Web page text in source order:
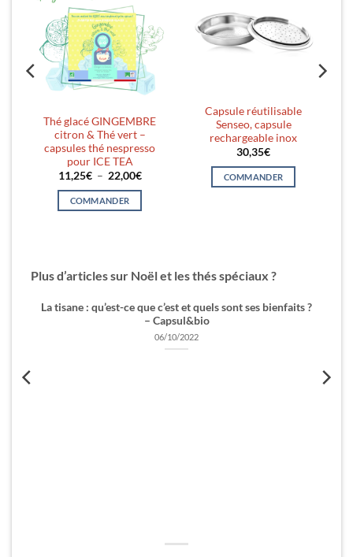
Ajouter
à la liste
d’envies
Thé glacé GINGEMBRE
citron & Thé vert –
capsules thé nespresso
pour ICE TEA
11,25€ – 22,00€Plage
COMMANDER
variations.
Les
à la liste
d’envies
Capsule réutilisable
Senseo, capsule
rechargeable inox
30,35€
COMMANDER
Plus d’articles sur Noël et les thés spéciaux ?
La tisane : qu’est-ce que c’est et quels sont ses bienfaits ?
– Capsul&bio
06/10/2022